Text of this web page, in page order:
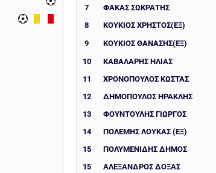
7
ΦΑΚΑΣ ΣΩΚΡΑΤΗΣ
8
ΚΟΥΚΙΟΣ ΧΡΗΣΤΟΣ(ΕΞ)
9
ΚΟΥΚΙΟΣ ΘΑΝΑΣΗΣ(ΕΞ)
10
ΚΑΒΑΛΑΡΗΣ ΗΛΙΑΣ
11
ΧΡΟΝΟΠΟΥΛΟΣ ΚΩΣΤΑΣ
12
ΔΗΜΟΠΟΥΛΟΣ ΗΡΑΚΛΗΣ
13
ΦΟΥΝΤΟΥΛΗΣ ΓΙΩΡΓΟΣ
14
ΠΟΛΕΜΗΣ ΛΟΥΚΑΣ (ΕΞ)
15
ΠΟΛΥΜΕΝΙΔΗΣ ΔΗΜΟΣ
15
ΑΛΕΞΑΝΔΡΟΣ ΔΟΞΑΣ